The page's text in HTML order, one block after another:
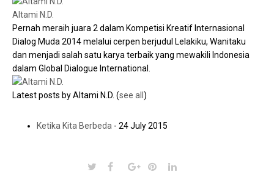
Altami N.D.
Pernah meraih juara 2 dalam Kompetisi Kreatif Internasional
Dialog Muda 2014 melalui cerpen berjudul Lelakiku, Wanitaku
dan menjadi salah satu karya terbaik yang mewakili Indonesia
dalam Global Dialogue International.
Latest posts by Altami N.D. (see all )
Ketika Kita Berbeda - 24 July 2015